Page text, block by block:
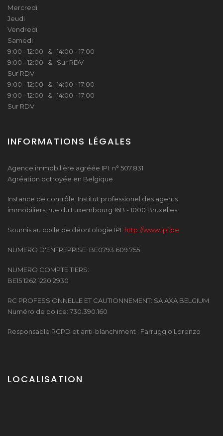
Mercredi
Jeudi
Vendredi
Samedi
9:00 - 12:00 & 14:00 - 17:00
9:00 - 12:00 & Sur RDV
Sur RDV
9:00 - 12:00 & 14:00 - 17:00
9:00 - 12:00 & 14:00 - 17:00
Sur RDV
INFORMATIONS LÉGALES
Agence immobilière agréée IPI: n° 507.831
Agréation octroyée en Belgique
Instance de contrôle: Institut professionel des agents
immobiliers, rue du Luxembourg 16B - 1000 Bruxelles
Soumis au code de déontologie IPI: http://www.ipi.be
NUMERO D'ENTREPRISE: BE0793.609.755
NUMERO COMPTE TIERS:
BE15 1262 1220 2930
RC PROFESSIONNELLE ET CAUTIONNEMENT: SA AXA BELGIUM
Numéro de police: 730.390.160
Responsable RGPD et anti-blanchiment : Farruggio Lorenzo
LOCALISATION